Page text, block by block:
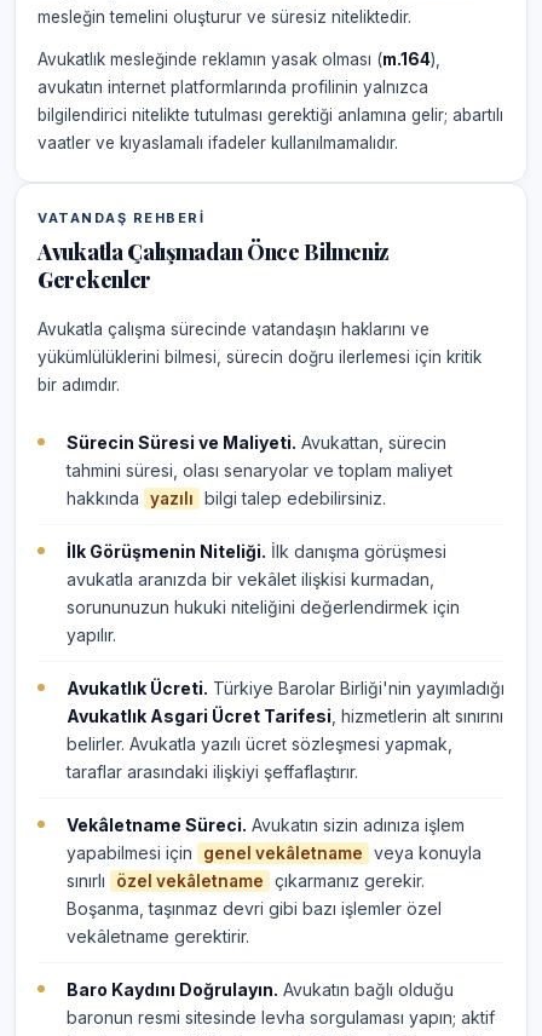
mesleğin temelini oluşturur ve süresiz niteliktedir.
Avukatlık mesleğinde reklamın yasak olması (m.164),
avukatın internet platformlarında profilinin yalnızca
bilgilendirici nitelikte tutulması gerektiği anlamına gelir; abartılı
vaatler ve kıyaslamalı ifadeler kullanılmamalıdır.
VATANDAŞ REHBERI
Avukatla Çalışmadan Önce Bilmeniz
Gerekenler
Avukatla çalışma sürecinde vatandaşın haklarını ve
yükümlülüklerini bilmesi, sürecin doğru ilerlemesi için kritik
bir adımdır.
Sürecin Süresi ve Maliyeti. Avukattan, sürecin
tahmini süresi, olası senaryolar ve toplam maliyet
hakkında
yazılı bilgi talep edebilirsiniz.
İlk Görüşmenin Niteliği. İlk danışma görüşmesi
avukatla aranızda bir vekâlet ilişkisi kurmadan,
sorununuzun hukuki niteliğini değerlendirmek için
yapılır.
Avukatlık Ücreti. Türkiye Barolar Birliği'nin yayımladığı
Avukatlık Asgari Ücret Tarifesi , hizmetlerin alt sınırını
belirler. Avukatla yazılı ücret sözleşmesi yapmak,
taraflar arasındaki ilişkiyi şeffaflaştırır.
Vekâletname Süreci. Avukatın sizin adınıza işlem
yapabilmesi için
genel vekâletname
veya konuyla
sınırlı
özel vekâletname
çıkarmanız gerekir.
Boşanma, taşınmaz devri gibi bazı işlemler özel
vekâletname gerektirir.
Baro Kaydını Doğrulayın. Avukatın bağlı olduğu
baronun resmi sitesinde levha sorgulaması yapın; aktif